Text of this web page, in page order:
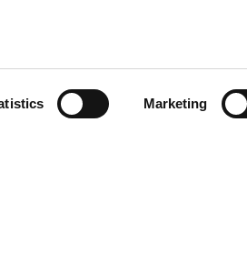
Marketing